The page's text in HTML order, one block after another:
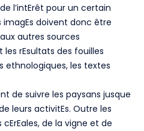
l’intErêt pour un certain
doivent donc être
autres sources
rEsultats des fouilles
ethnologiques, les textes
de suivre les paysans jusque
leurs activitEs. Outre les
de la vigne et de